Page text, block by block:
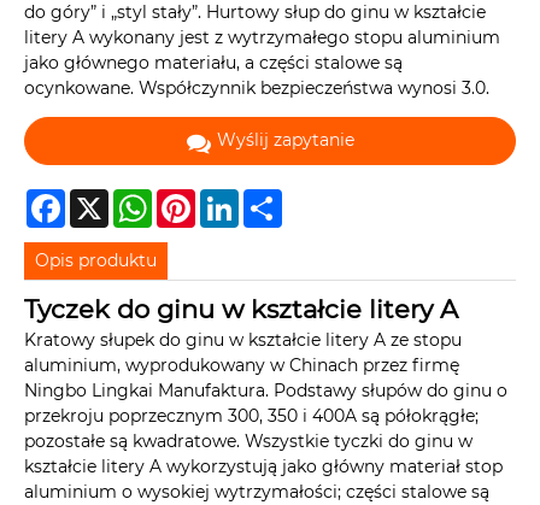
do góry” i „styl stały”. Hurtowy słup do ginu w kształcie
litery A wykonany jest z wytrzymałego stopu aluminium
jako głównego materiału, a części stalowe są
ocynkowane. Współczynnik bezpieczeństwa wynosi 3.0.
Wyślij zapytanie
Facebook
X WhatsAppPinterestLinkedIn
Opis produktu
Tyczek do ginu w kształcie litery A
Kratowy słupek do ginu w kształcie litery A ze stopu
aluminium, wyprodukowany w Chinach przez firmę
Ningbo Lingkai Manufaktura. Podstawy słupów do ginu o
przekroju poprzecznym 300, 350 i 400A są półokrągłe;
pozostałe są kwadratowe. Wszystkie tyczki do ginu w
kształcie litery A wykorzystują jako główny materiał stop
aluminium o wysokiej wytrzymałości; części stalowe są